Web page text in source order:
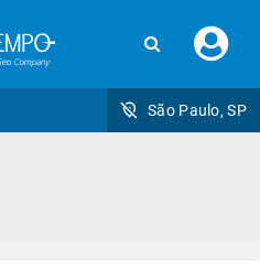
seu
São Paulo, SP